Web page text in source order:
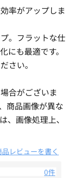
率がアップしま
。フラットな仕
にも最適です。
さい。
合がございま
商品画像が異な
、画像処理上、
品レビューを書く
0件